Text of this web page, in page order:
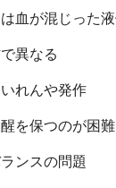
血が混じった
異なる
れんや発作
を保つのが困難
ンスの問題